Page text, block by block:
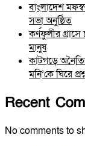
বাংলাদেশ
সভা অনুষ্ঠিত
কর্ণফুলীর
মানুষ
কাটগড়ে
মনি’কে ঘিরে
Recent
No comments to